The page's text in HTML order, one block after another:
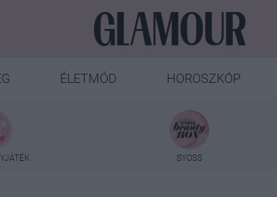
ÉLETMÓD HOROSZKÓP
SYOSS